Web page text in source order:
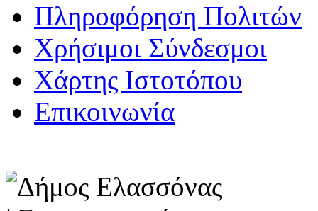
Πληροφόρηση Πολιτών
Χρήσιμοι Σύνδεσμοι
Χάρτης Ιστοτόπου
Επικοινωνία